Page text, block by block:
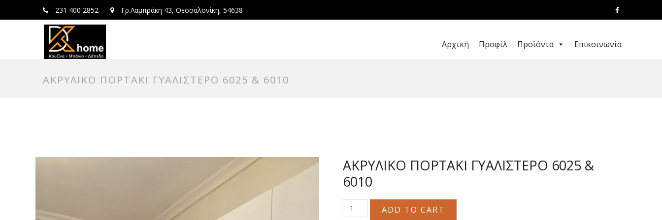
231 400 2852 Γρ.Λαμπράκη 43, Θεσσαλονίκη, 54638
Αρχική Προφίλ Προϊόντα Επικοινωνία
ΑΚΡΥΛΙΚΟ ΠΟΡΤΑΚΙ ΓΥΑΛΙΣΤΕΡΟ 6025 & 6010
ΑΚΡΥΛΙΚΟ ΠΟΡΤΑΚΙ ΓΥΑΛΙΣΤΕΡΟ 6025 &
6010
ΑΚΡΥΛΙΚΟ
ΠΟΡΤΑΚΙ
ADD TO CART